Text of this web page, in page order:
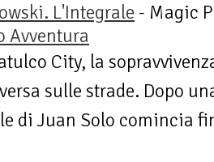
L'Integrale - Magic
Avventura
City, la
sulle strade. Dopo
di Juan Solo comincia